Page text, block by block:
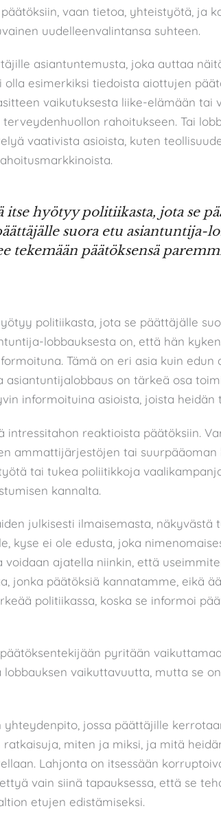
vaan tietoa, yhteistyötä, ja
uudelleenvalintansa suhteen.
asiantuntemusta, joka auttaa
olla esimerkiksi tiedoista aiottujen
vaikutuksesta liike-elämään tai
rahoitukseen. Tai
vaativista asioista, kuten
itse hyötyy politiikasta, jota se
suora etu asiantuntija-
tekemään päätöksensä
politiikasta, jota se päättäjälle
lobbauksesta on, että hän
Tämä on eri asia kuin edun
asiantuntijalobbaus on tärkeä osa
informoituina asioista, joista heidän
intressitahon reaktioista päätöksiin.
ammattijärjestöjen tai suurpääoman
tai tukea poliitikkoja
kannalta.
julkisesti ilmaisemasta, näkyvästä
kyse ei ole edusta, joka
voidaan ajatella niinkin, että
jonka päätöksiä kannatamme, eikä
politiikassa, koska se informoi
pyritään
vaikuttavuutta, mutta se
yhteydenpito, jossa päättäjille
miten ja miksi, ja mitä
Lahjonta on itsessään
vain siinä tapauksessa, että se
etujen edistämiseksi.